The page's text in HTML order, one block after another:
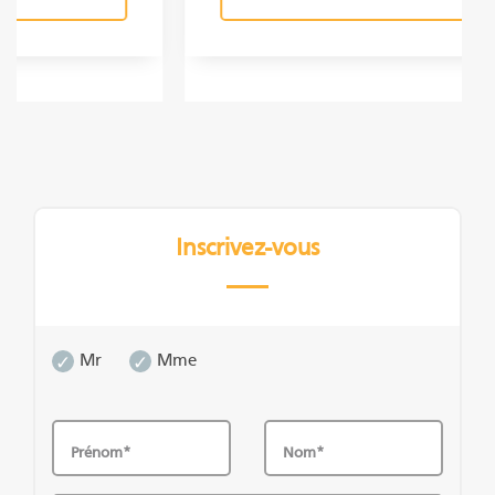
Inscrivez-vous
Mr Mme
Prénom* Nom*